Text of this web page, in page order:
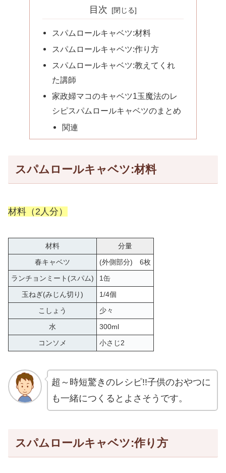
目次
スパムロールキャベツ:材料
スパムロールキャベツ:作り方
スパムロールキャベツ:教えてくれ
た講師
家政婦マコのキャベツ1玉魔法のレ
シピスパムロールキャベツのまとめ
関連
スパムロールキャベツ:材料
材料（2人分）
材料
分量
春キャベツ
(外側部分) 6枚
ランチョンミート(スパム)
1缶
玉ねぎ(みじん切り)
1/4個
こしょう
少々
水
300ml
コンソメ
小さじ2
超～時短驚きのレシピ!!子供のおやつに
も一緒につくるとよさそうです。
スパムロールキャベツ:作り方